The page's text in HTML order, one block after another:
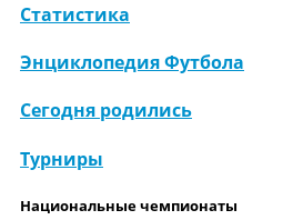
Статистика
Энциклопедия Футбола
Сегодня родились
Турниры
Национальные чемпионаты